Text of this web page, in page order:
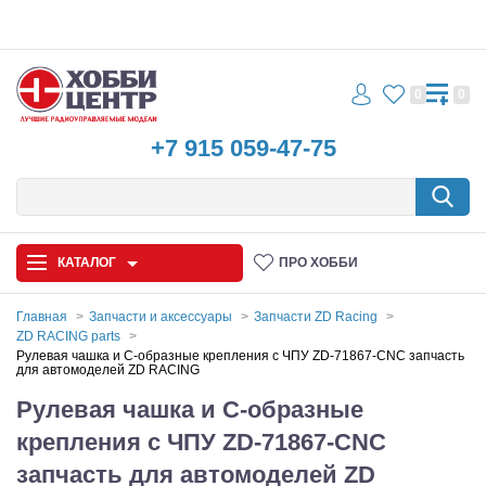
+7 915 059-47-75
0 0
КАТАЛОГ ПРО ХОББИ
Автомодели
Запчасти и аксессуары
Игрушки
Главная Запчасти и аксессуары
Запчасти ZD Racing
ZD RACING parts
Рулевая чашка и C-образные крепления с ЧПУ ZD-71867-CNC запчасть
для автомоделей ZD RACING
Рулевая чашка и C-образные
крепления с ЧПУ ZD-71867-CNC
запчасть для автомоделей ZD